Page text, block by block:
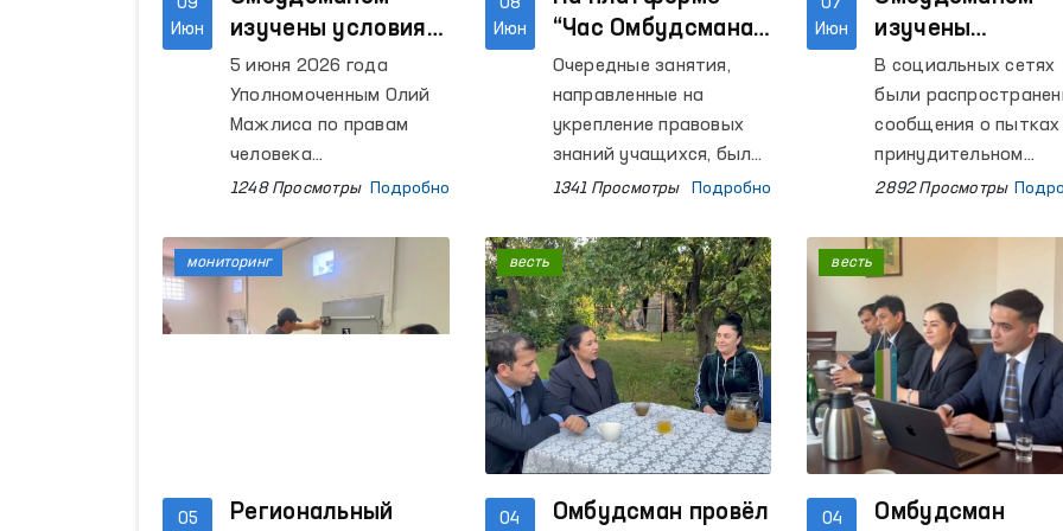
09
Июн
изучены условия
содержания в
ряде учреждений
Ферганской
области
5 июня 2026 года
Уполномоченным Олий
Мажлиса по правам
человека
(омбудсманом)
мониторинговые
посещения ряда
учреждений по
содержанию лиц с
1248 Просмотры Подробно
08
Июн
“Час Омбудсмана”
повышается
правовая
грамотность
школьников
Очередные занятия,
направленные на
укрепление правовых
знаний учащихся, были
организованы в
школах Республики
Каракалпакстан,
Кашкадарьинской,
Ташкентской,
Хорезмской, Бухарской
областей, а также
города Ташкента. В
уроках, проведённых
представителями
1341 Просмотры Подробно
07
Июн
изучены
сообщения
относительно
следственного
изолятора
В социальных сетях
были
сообщения о пытках
принудительном
получении
следственном
изоляторе № 4
Бухарской области.
2892 Просмотры
05
Региональный
мониторинг
04
Омбудсман провёл
весть
04
Омбудсман
весть